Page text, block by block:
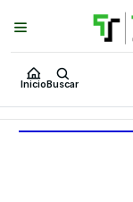
Inicio Buscar
Puedes Elegir:
Inicio Toner y tambor